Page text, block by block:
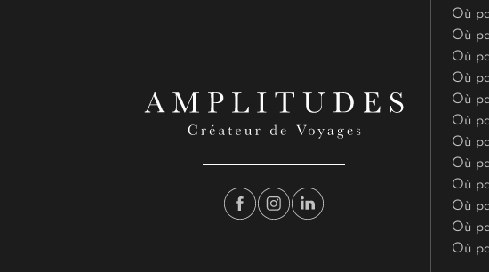
Où
Où
Où
Où
Où
Où
Où
Où
Où
Où
Où
Où